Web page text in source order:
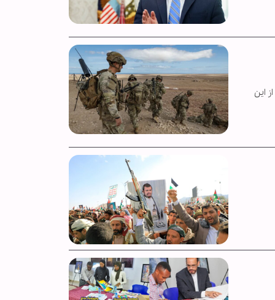
آفریقایی ۲۰۲۶»، جسد یکی از این